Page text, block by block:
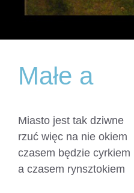
Małe a
Miasto jest tak dziwne
rzuć więc na nie okiem
czasem będzie cyrkiem
a czasem rynsztokiem